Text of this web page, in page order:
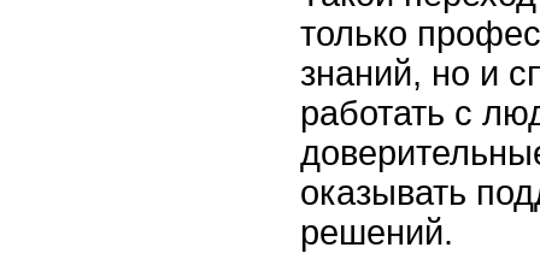
только
знаний, но и
работать с
оказывать
решений.